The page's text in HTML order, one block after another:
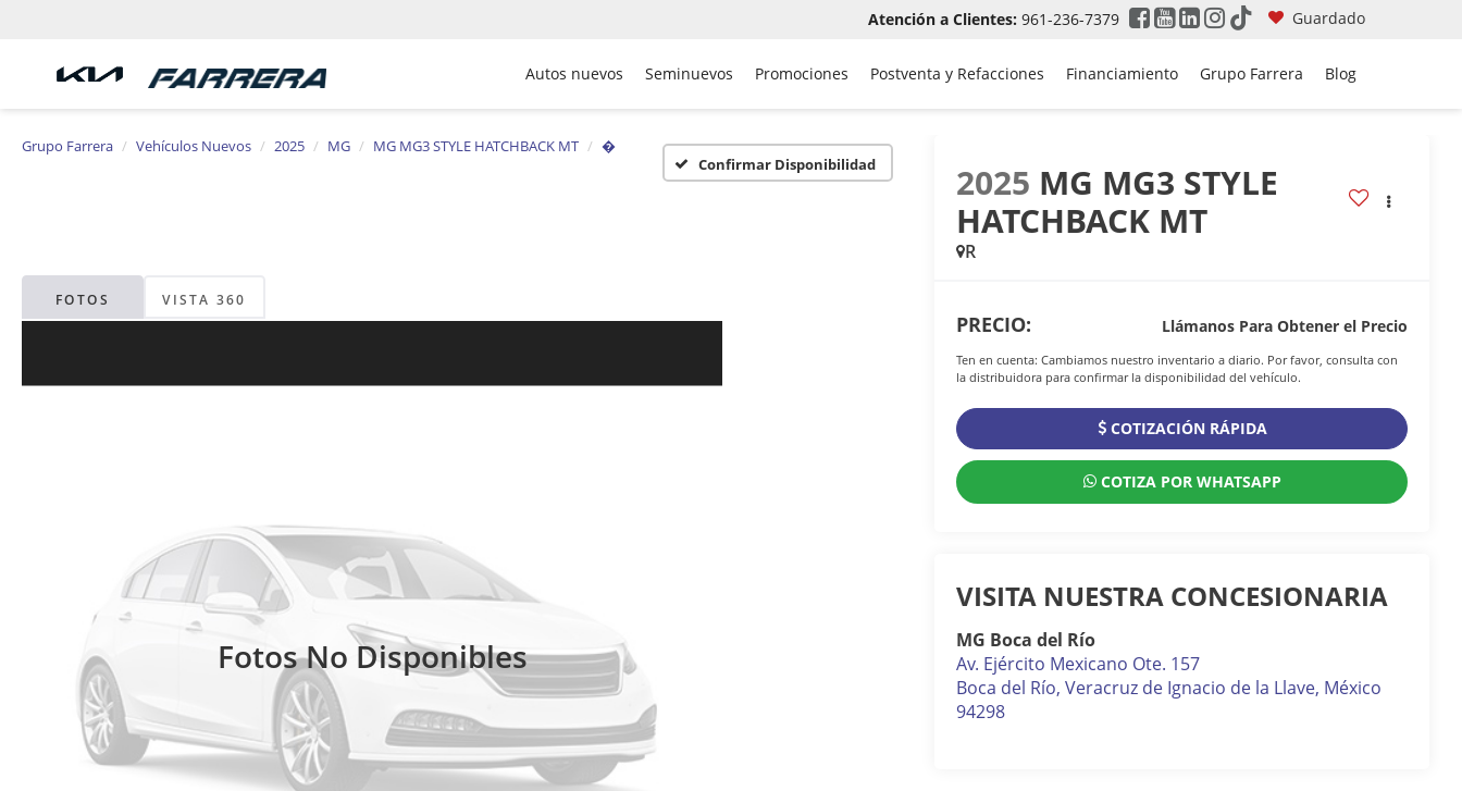
Atención a Clientes: 961-236-7379 Guardado
Autos nuevos Seminuevos Promociones Postventa y Refacciones Financiamiento Grupo Farrera Blog
Grupo Farrera Vehículos Nuevos 2025 MG MG MG3 STYLE HATCHBACK MT
�
Confirmar Disponibilidad
FOTOS VISTA 360
Fotos No Disponibles
2025 MG MG3 STYLE
HATCHBACK MT
R
PRECIO: Llámanos Para Obtener el Precio
Ten en cuenta: Cambiamos nuestro inventario a diario. Por favor, consulta con
la distribuidora para confirmar la disponibilidad del vehículo.
COTIZACIÓN RÁPIDA
COTIZA POR WHATSAPP
VISITA NUESTRA CONCESIONARIA
MG Boca del Río
Av. Ejército Mexicano Ote. 157
Boca del Río,Veracruz de Ignacio de la Llave, México
94298